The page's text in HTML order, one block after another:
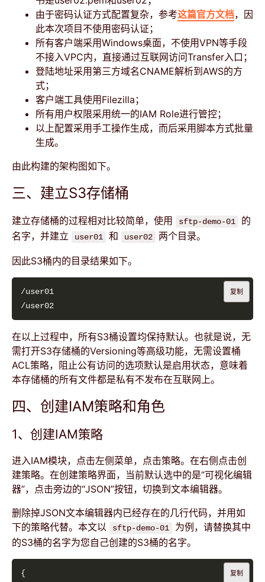
由于密码认证方式配置复杂，参考这篇官方文档，因
此本次项目不使用密码认证；
所有客户端采用Windows桌面，不使用VPN等手段
不接入VPC内，直接通过互联网访问Transfer入口；
登陆地址采用第三方域名CNAME解析到AWS的方
式；
客户端工具使用Filezilla；
所有用户权限采用统一的IAM Role进行管控；
以上配置采用手工操作生成，而后采用脚本方式批量
生成。
由此构建的架构图如下。
三、建立S3存储桶
建立存储桶的过程相对比较简单，使用 sftp-demo-01
的
名字，并建立
user01 和 user02 两个目录。
因此S3桶内的目录结果如下。
复制
在以上过程中，所有S3桶设置均保持默认。也就是说，无
需打开S3存储桶的Versioning等高级功能，无需设置桶
ACL策略，阻止公有访问的选项默认是启用状态，意味着
本存储桶的所有文件都是私有不发布在互联网上。
四、创建IAM策略和角色
1、创建IAM策略
进入IAM模块，点击左侧菜单，点击策略。在右侧点击创
建策略。在创建策略界面，当前默认选中的是“可视化编辑
器”，点击旁边的“JSON”按钮，切换到文本编辑器。
删除掉JSON文本编辑器内已经存在的几行代码，并用如
下的策略代替。本文以
sftp-demo-01
为例，请替换其中
的S3桶的名字为您自己创建的S3桶的名字。
复制